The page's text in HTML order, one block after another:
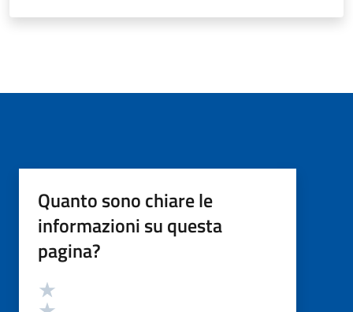
Quanto sono chiare le
informazioni su questa
pagina?
Valutazione